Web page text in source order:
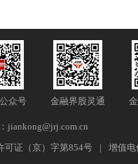
众号 金融界股灵通
jiankong@jrj.com.cn
可证（京）字第854号 | 增值电
瑞银：黄金上涨行情